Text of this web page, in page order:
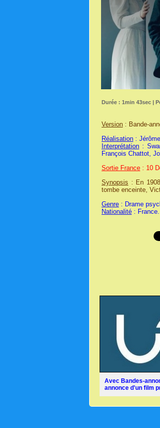
Durée : 1min 43sec |
Version : Bande-
Réalisation :
Interprétation :
François Chattot,
Sortie France : 10
Synopsis : En
tombe enceinte,
Genre : Drame
Nationalité : France.
Avec Bandes-
annonce d'un film